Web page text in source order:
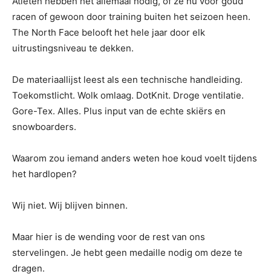
racen of gewoon door training buiten het seizoen heen.
The North Face belooft het hele jaar door elk
uitrustingsniveau te dekken.
De materiaallijst leest als een technische handleiding.
Toekomstlicht. Wolk omlaag. DotKnit. Droge ventilatie.
Gore-Tex. Alles. Plus input van de echte skiërs en
snowboarders.
Waarom zou iemand anders weten hoe koud voelt tijdens
het hardlopen?
Wij niet. Wij blijven binnen.
Maar hier is de wending voor de rest van ons
stervelingen. Je hebt geen medaille nodig om deze te
dragen.